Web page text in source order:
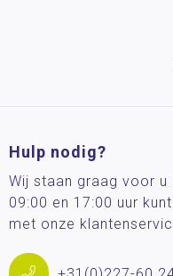
Hulp nodig?
Wij staan graag voor u
09:00 en 17:00 uur
met onze